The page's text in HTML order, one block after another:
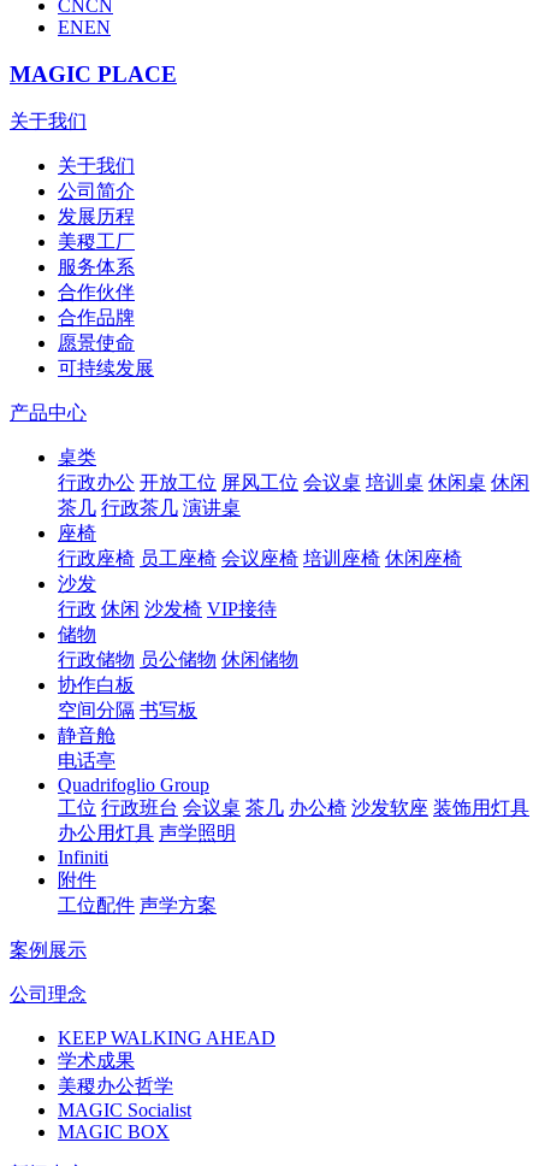
CNCN
ENEN
MAGIC PLACE
关于我们
关于我们
公司简介
发展历程
美稷工厂
服务体系
合作伙伴
合作品牌
愿景使命
可持续发展
产品中心
桌类
行政办公 开放工位 屏风工位 会议桌 培训桌 休闲桌 休闲
茶几 行政茶几 演讲桌
座椅
行政座椅 员工座椅 会议座椅 培训座椅 休闲座椅
沙发
行政 休闲 沙发椅 VIP接待
储物
行政储物 员公储物 休闲储物
协作白板
空间分隔 书写板
静音舱
电话亭
Quadrifoglio Group
工位 行政班台 会议桌 茶几 办公椅 沙发软座 装饰用灯具
办公用灯具 声学照明
Infiniti
附件
工位配件 声学方案
案例展示
公司理念
KEEP WALKING AHEAD
学术成果
美稷办公哲学
MAGIC Socialist
MAGIC BOX